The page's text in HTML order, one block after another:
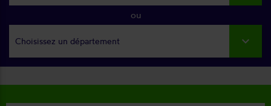
ou
Choisissez un département